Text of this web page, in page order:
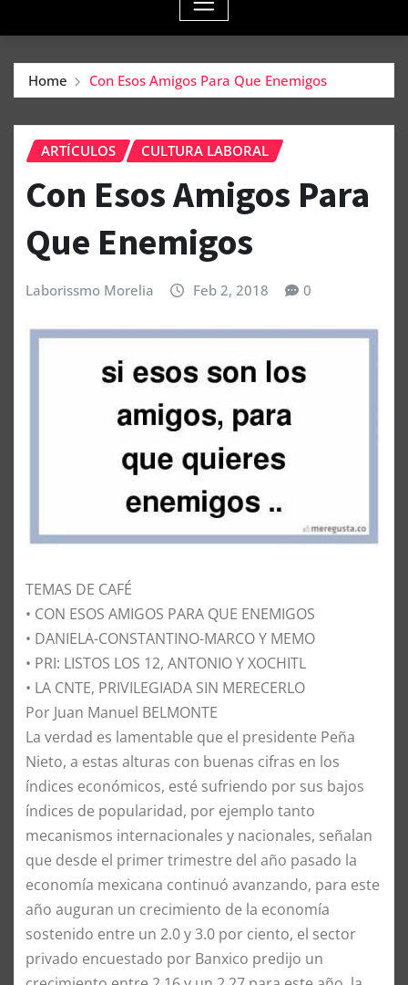
Home Con Esos Amigos Para Que Enemigos
ARTÍCULOS CULTURA LABORAL
Con Esos Amigos Para
Que Enemigos
Laborissmo Morelia Feb 2, 2018 0
TEMAS DE CAFÉ
• CON ESOS AMIGOS PARA QUE ENEMIGOS
• DANIELA-CONSTANTINO-MARCO Y MEMO
• PRI: LISTOS LOS 12, ANTONIO Y XOCHITL
• LA CNTE, PRIVILEGIADA SIN MERECERLO
Por Juan Manuel BELMONTE
​La verdad es lamentable que el presidente Peña
Nieto, a estas alturas con buenas cifras en los
índices económicos, esté sufriendo por sus bajos
índices de popularidad, por ejemplo tanto
mecanismos internacionales y nacionales, señalan
que desde el primer trimestre del año pasado la
economía mexicana continuó avanzando, para este
año auguran un crecimiento de la economía
sostenido entre un 2.0 y 3.0 por ciento, el sector
privado encuestado por Banxico predijo un